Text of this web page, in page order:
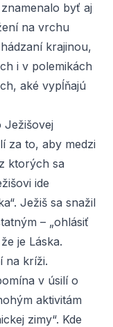
byť aj
na vrchu
krajinou,
i v polemikách
aké vypĺňajú
Ježišovej
za to, aby medzi
ktorých sa
ide
Ježiš sa snažil
– „ohlásiť
je Láska.
na kríži.
v úsilí o
aktivitám
zimy“. Kde